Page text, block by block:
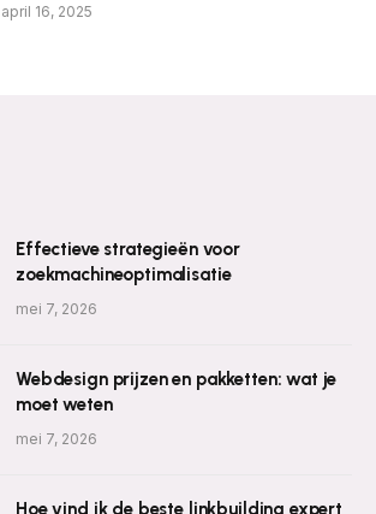
april 16, 2025
Effectieve strategieën voor
zoekmachineoptimalisatie
mei 7, 2026
Webdesign prijzen en pakketten: wat je
moet weten
mei 7, 2026
Hoe vind ik de beste linkbuilding expert